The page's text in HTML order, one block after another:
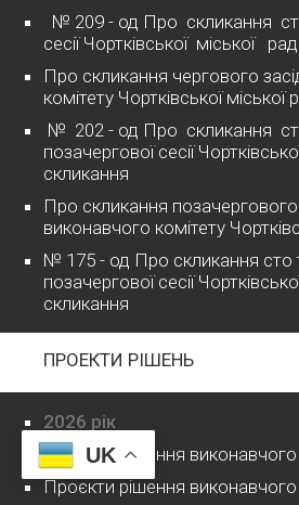
№ 209 - од Про скликання
сесії Чортківської міської
Про скликання чергового
комітету Чортківської міської
№ 202 - од Про скликання
позачергової сесії
скликання
Про скликання позачергового
виконавчого комітету
№ 175 - од Про скликання сто
позачергової сесії
скликання
ПРОЕКТИ РІШЕНЬ
2026 рік
Проєкти рішення виконавчого
Проєкти рішення
UK